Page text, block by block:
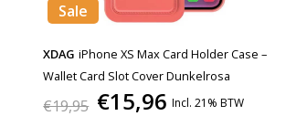
Sale
XDAG iPhone XS Max Card Holder Case –
Wallet Card Slot Cover Dunkelrosa
€19,95 €15,96 Incl. 21% BTW